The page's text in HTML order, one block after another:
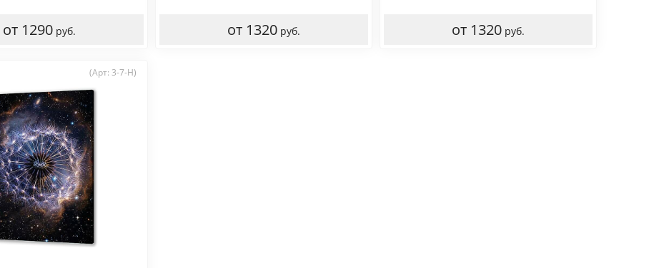
от 1290 руб. от 1320 руб. от 1320 руб.
(Арт: 3-7-H)